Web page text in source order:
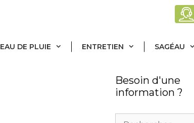
EAU DE PLUIE ENTRETIEN SAGÉAU
Besoin d'une
information ?